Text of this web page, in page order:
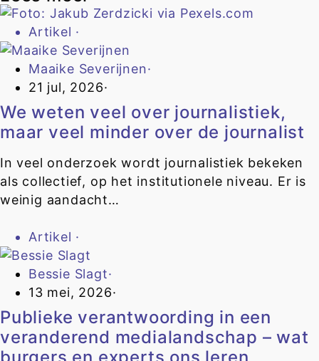
Artikel ·
Maaike Severijnen·
21 jul, 2026·
We weten veel over journalistiek,
maar veel minder over de journalist
In veel onderzoek wordt journalistiek bekeken
als collectief, op het institutionele niveau. Er is
weinig aandacht…
Artikel ·
Bessie Slagt·
13 mei, 2026·
Publieke verantwoording in een
veranderend medialandschap – wat